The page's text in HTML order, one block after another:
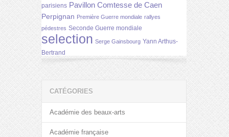
parisiens Pavillon Comtesse de Caen
Perpignan Première Guerre mondiale rallyes
pédestres Seconde Guerre mondiale
selection Serge Gainsbourg Yann Arthus-
Bertrand
CATÉGORIES
Académie des beaux-arts
Académie française